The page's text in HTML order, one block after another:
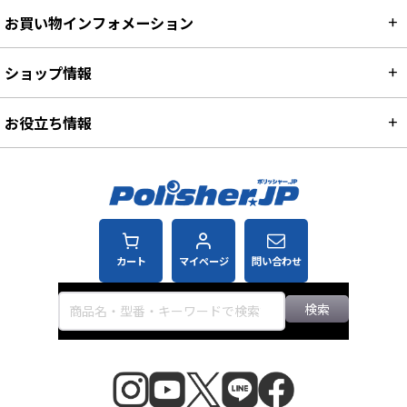
カート マイページ 問い合わせ
検索
お買い物インフォメーション
ショップ情報
お役立ち情報